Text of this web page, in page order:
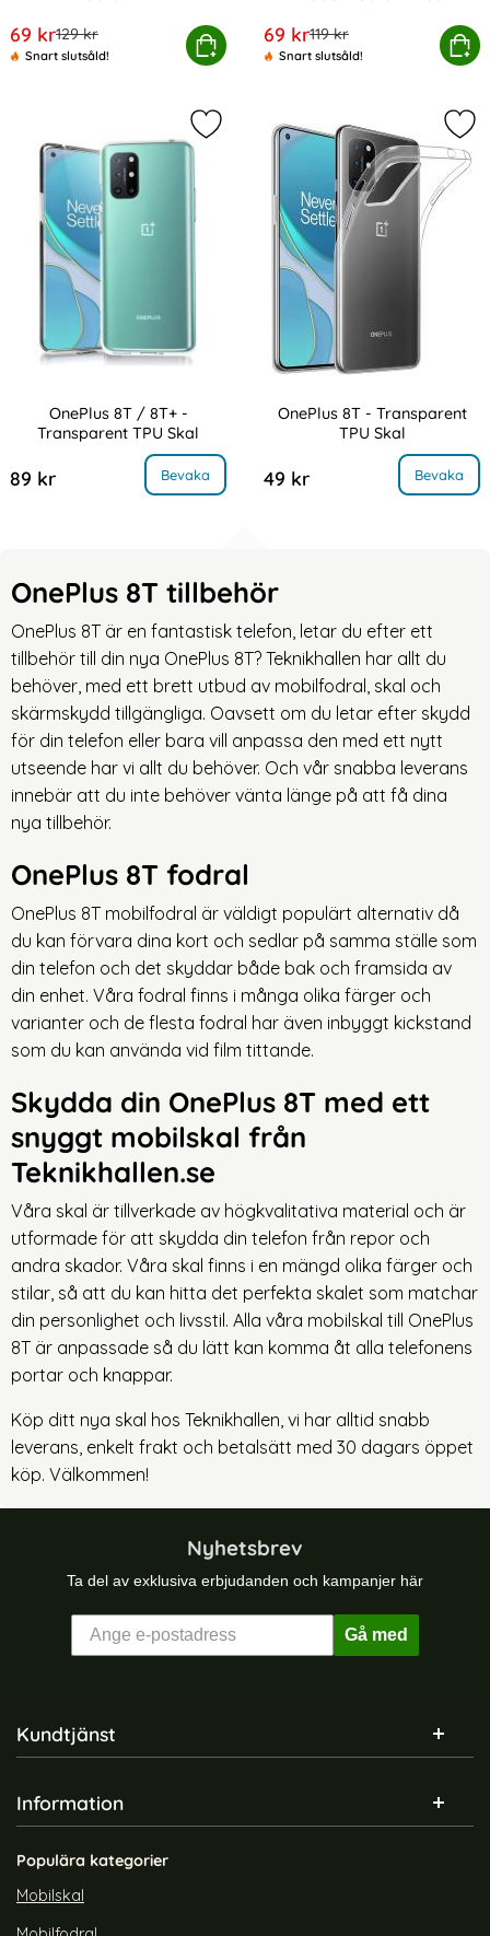
rea pris
69 krtidigare pris
129 kr
Snart slutsåld!
Köp
OnePlus 8T / 8T+ - Läder Fodral - Vit
rea pris
69 krtidigare pris
119 kr
Snart slutsåld!
Köp
OnePlus 8T / 8T+ - Litchi
OnePlus 8T / 8T+ -
Transparent TPU Skal
89 kr Bevaka
, OnePlus 8T / 8T+ - Transparent TPU Skal
Markera
OnePlus 8T - Transparent
TPU Skal
49 kr Bevaka
, OnePlus 8T -
OnePlus 8T tillbehör
OnePlus 8T är en fantastisk telefon, letar du efter ett
tillbehör till din nya OnePlus 8T? Teknikhallen har allt du
behöver, med ett brett utbud av mobilfodral, skal och
skärmskydd tillgängliga. Oavsett om du letar efter skydd
för din telefon eller bara vill anpassa den med ett nytt
utseende har vi allt du behöver. Och vår snabba leverans
innebär att du inte behöver vänta länge på att få dina
nya tillbehör.
OnePlus 8T fodral
OnePlus 8T mobilfodral är väldigt populärt alternativ då
du kan förvara dina kort och sedlar på samma ställe som
din telefon och det skyddar både bak och framsida av
din enhet. Våra fodral finns i många olika färger och
varianter och de flesta fodral har även inbyggt kickstand
som du kan använda vid film tittande.
Skydda din OnePlus 8T med ett
snyggt mobilskal från
Teknikhallen.se
Våra skal är tillverkade av högkvalitativa material och är
utformade för att skydda din telefon från repor och
andra skador. Våra skal finns i en mängd olika färger och
stilar, så att du kan hitta det perfekta skalet som matchar
din personlighet och livsstil. Alla våra mobilskal till OnePlus
8T är anpassade så du lätt kan komma åt alla telefonens
portar och knappar.
Köp ditt nya skal hos Teknikhallen, vi har alltid snabb
leverans, enkelt frakt och betalsätt med 30 dagars öppet
köp. Välkommen!
Nyhetsbrev
Ta del av exklusiva erbjudanden och kampanjer här
Gå med
Sidfot Blandad info och länkar
Kundtjänst
Information
Populära kategorier
Mobilskal